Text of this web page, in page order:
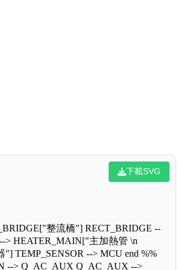
下載SVG
整流橋"] RECT_BRIDGE --
> HEATER_MAIN["主加熱管 \n
TEMP_SENSOR --> MCU end %%
--> Q_AC_AUX Q_AC_AUX -->